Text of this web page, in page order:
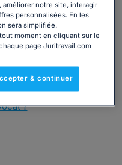
(8h à 21h du lundi au
?
améliorer notre site, interagir
personnalisées. En les
sera simplifiée.
moment en cliquant sur le
page Juritravail.com
& continuer